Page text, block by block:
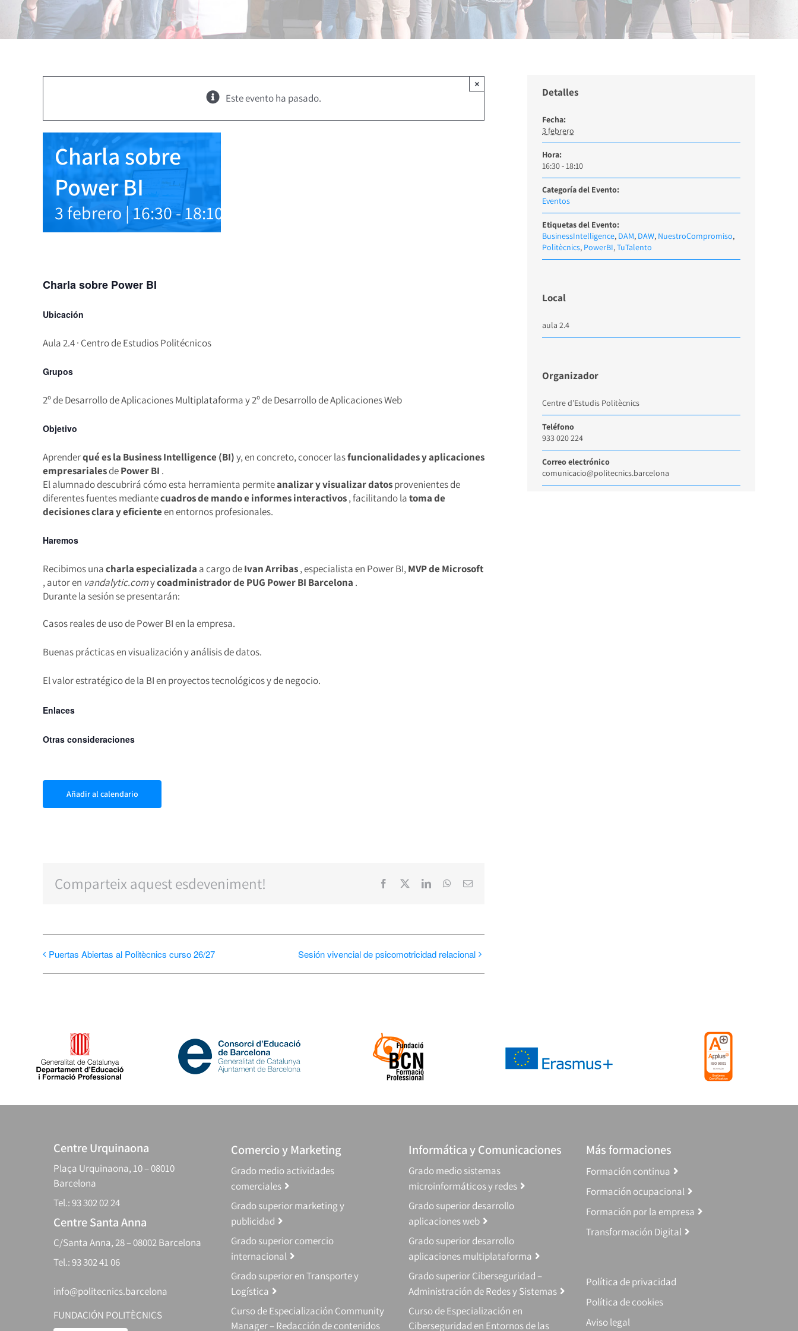
Este evento ha pasado.
×
Charla sobre
Power BI
3 febrero | 16:30-18:10
Charla sobre Power BI
Ubicación
Aula 2.4 · Centro de Estudios Politécnicos
Grupos
2º de Desarrollo de Aplicaciones Multiplataforma y 2º de Desarrollo de Aplicaciones Web
Objetivo
Aprenderqué es la Business Intelligence (BI)y, en concreto, conocer lasfuncionalidades y aplicaciones
empresarialesdePower BI .
El alumnado descubrirá cómo esta herramienta permiteanalizar y visualizar datosprovenientes de
diferentes fuentes mediantecuadros de mando e informes interactivos, facilitando latoma de
decisiones clara y eficienteen entornos profesionales.
Haremos
Recibimos unacharla especializada a cargo deIvan Arribas, especialista en Power BI,MVP de Microsoft
, autor en vandalytic.comycoadministrador de PUG Power BI Barcelona .
Durante la sesión se presentarán:
Casos reales de uso de Power BI en la empresa.
Buenas prácticas en visualización y análisis de datos.
El valor estratégico de la BI en proyectos tecnológicos y de negocio.
Enlaces
Otras consideraciones
Añadir al calendario
Comparteix aquest esdeveniment! Facebook LinkedInWhatsApp
Correo
Puertas Abiertas al Politècnics curso 26/27 Sesión vivencial de psicomotricidad relacional
Detalles
Fecha:
3 febrero
Hora:
16:30 - 18:10
Categoría del Evento:
Eventos
Etiquetas del Evento:
BusinessIntelligence, DAM, DAW, NuestroCompromiso,
Politècnics, PowerBI,TuTalento
Local
aula 2.4
Organizador
Centre d’Estudis Politècnics
Teléfono
933 020 224
Correo electrónico
comunicacio@politecnics.barcelona
Centre Urquinaona
Plaça Urquinaona, 10 – 08010
Barcelona
Tel.: 93 302 02 24
Centre Santa Anna
C/Santa Anna, 28 – 08002 Barcelona
Tel.: 93 302 41 06
info@politecnics.barcelona
FUNDACIÓN POLITÈCNICS
Comercio y Marketing
Grado medio actividades
comerciales
Grado superior marketing y
publicidad
Grado superior comercio
internacional
Grado superior en Transporte y
Logística
Curso de Especialización Community
Manager – Redacción de contenidos
Informática y Comunicaciones
Grado medio sistemas
microinformáticos y redes
Grado superior desarrollo
aplicaciones web
Grado superior desarrollo
aplicaciones multiplataforma
Grado superior Ciberseguridad –
Administración de Redes y Sistemas
Curso de Especialización en
Ciberseguridad en Entornos de las
Más formaciones
Formación continua
Formación ocupacional
Formación por la empresa
Transformación Digital
Política de privacidad
Política de cookies
Aviso legal